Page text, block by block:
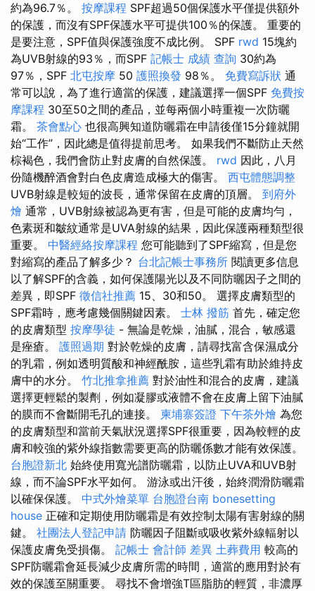
約為96.7％。 按摩課程 SPF超過50個保護水平僅提供額外
的保護，而沒有SPF保護水平可提供100％的保護。 重要的
是要注意，SPF值與保護強度不成比例。 SPF rwd 15塊約
為UVB射線的93％，而SPF 記帳士 成績 查詢 30約為
97％，SPF 北屯按摩 50 護照換發 98％。 免費寫訴狀 通
常可以說，為了進行適當的保護，建議選擇一個SPF 免費按
摩課程 30至50之間的產品，並每兩個小時重複一次防曬
霜。 茶會點心 也很高興知道防曬霜在申請後僅15分鐘就開
始“工作”，因此總是值得提前思考。 如果我們不斷防止天然
棕褐色，我們會防止對皮膚的自然保護。 rwd 因此，八月
份隨機醉酒會對白色皮膚造成極大的傷害。 西屯體態調整
UVB射線是較短的波長，通常保留在皮膚的頂層。 到府外
燴 通常，UVB射線被認為更有害，但是可能的皮膚均勻，
色素斑和皺紋通常是UVA射線的結果，因此保護兩種類型很
重要。 中醫經絡按摩課程 您可能聽到了SPF縮寫，但是您
對縮寫的產品了解多少？ 台北記帳士事務所 閱讀更多信息
以了解SPF的含義，如何保護陽光以及不同防曬因子之間的
差異，即SPF 徵信社推薦 15、30和50。 選擇皮膚類型的
SPF霜時，應考慮幾個關鍵因素。 士林 撥筋 首先，確定您
的皮膚類型 按摩學徒 - 無論是乾燥，油膩，混合，敏感還
是痤瘡。 護照過期 對於乾燥的皮膚，請尋找富含保濕成分
的乳霜，例如透明質酸和神經酰胺，這些乳霜有助於維持皮
膚中的水分。 竹北推拿推薦 對於油性和混合的皮膚，建議
選擇更輕鬆的製劑，例如凝膠或液體不會在皮膚上留下油膩
的膜而不會斷開毛孔的連接。 柬埔寨簽證 下午茶外燴 為您
的皮膚類型和當前天氣狀況選擇SPF很重要，因為較輕的皮
膚和較強的紫外線指數需要更高的防曬係數才能有效保護。
台胞證新北 始終使用寬光譜防曬霜，以防止UVA和UVB射
線，而不論SPF水平如何。 游泳或出汗後，始終潤滑防曬霜
以確保保護。 中式外燴菜單 台胞證台南 bonesetting
house 正確和定期使用防曬霜是有效控制太陽有害射線的關
鍵。 社團法人登記申請 防曬因子阻斷或吸收紫外線輻射以
保護皮膚免受損傷。 記帳士 會計師 差異 土葬費用 較高的
SPF防曬霜會延長減少皮膚所需的時間，適當的應用對於有
效的保護至關重要。 尋找不會增強T區脂肪的輕質，非濃厚